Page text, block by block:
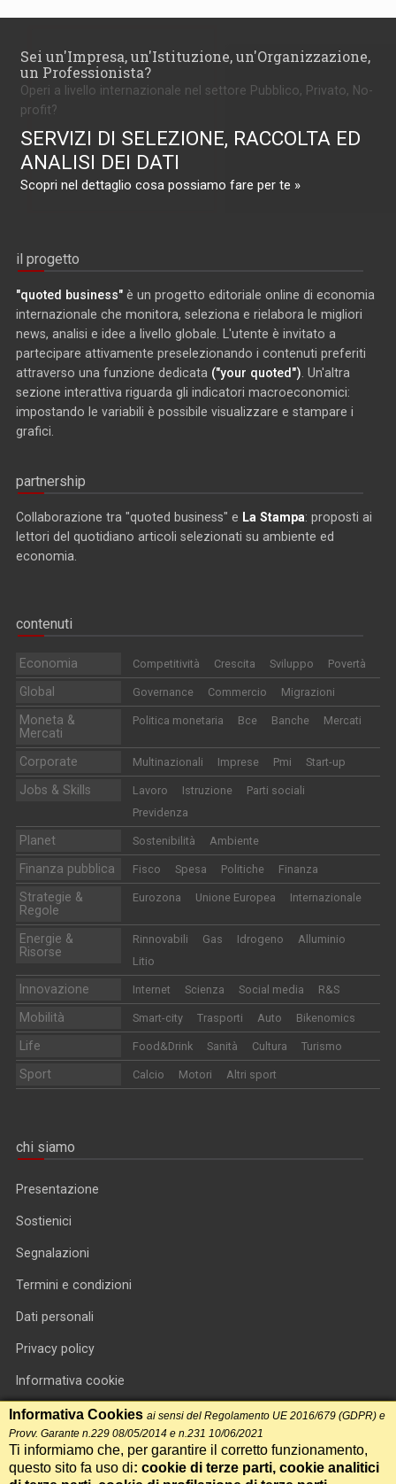
Sei un'Impresa, un'Istituzione, un'Organizzazione,
un Professionista?
Operi a livello internazionale nel settore Pubblico, Privato, No-
profit?
SERVIZI DI SELEZIONE, RACCOLTA ED
ANALISI DEI DATI
Scopri nel dettaglio cosa possiamo fare per te »
il progetto
"quoted business" è un progetto editoriale online di economia
internazionale che monitora, seleziona e rielabora le migliori
news, analisi e idee a livello globale. L'utente è invitato a
partecipare attivamente preselezionando i contenuti preferiti
attraverso una funzione dedicata ("your quoted") . Un'altra
sezione interattiva riguarda gli indicatori macroeconomici:
impostando le variabili è possibile visualizzare e stampare i
grafici.
partnership
Collaborazione tra "quoted business" e La Stampa: proposti ai
lettori del quotidiano articoli selezionati su ambiente ed
economia.
contenuti
Economia Competitività Crescita Sviluppo Povertà
Global Governance Commercio Migrazioni
Moneta &
Mercati
Politica monetaria Bce Banche Mercati
Corporate Multinazionali Imprese Pmi Start-up
Jobs & Skills Lavoro Istruzione
Parti sociali
Previdenza
Planet Sostenibilità Ambiente
Finanza pubblica Fisco Spesa Politiche Finanza
Strategie &
Regole
Eurozona Unione Europea Internazionale
Energie &
Risorse
Rinnovabili Gas Idrogeno
Alluminio
Litio
Innovazione Internet Scienza Social media R&S
Mobilità Smart-city Trasporti Auto Bikenomics
Life Food&Drink Sanità Cultura Turismo
Sport Calcio Motori Altri sport
chi siamo
Presentazione
Sostienici
Segnalazioni
Termini e condizioni
Dati personali
Privacy policy
Informativa cookie
RSS feed
RSS Top News
Contatti
Informativa Cookies ai sensi del Regolamento UE 2016/679 (GDPR) e
Provv. Garante n.229 08/05/2014 e n.231 10/06/2021
Ti informiamo che, per garantire il corretto funzionamento,
questo sito fa uso di: cookie di terze parti, cookie analitici